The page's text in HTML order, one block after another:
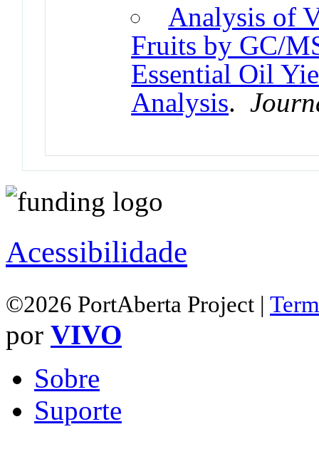
Analysis of
Fruits by GC/
Essential Oil
Analysis.
Acessibilidade
©2026 PortAberta Project |
por VIVO
Sobre
Suporte